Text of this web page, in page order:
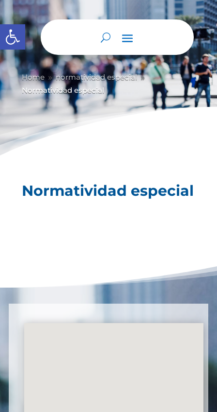
Abrir barra de herramientas
Home 9 normatividad especial 9
Normatividad especial
Normatividad especial